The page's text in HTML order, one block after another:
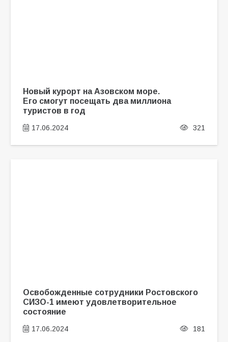
Новый курорт на Азовском море.
Его смогут посещать два миллиона
туристов в год
17.06.2024 321
Освобожденные сотрудники Ростовского
СИЗО-1 имеют удовлетворительное
состояние
17.06.2024 181